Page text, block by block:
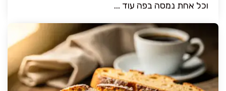
וכל אחת נמסה בפה עוד ...